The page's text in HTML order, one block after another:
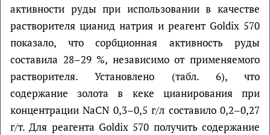
активности руды при использовании в качестве
растворителя цианид натрия и реагент Goldix 570
показало, что сорбционная активность руды
составила 28–29 %, независимо от применяемого
растворителя. Установлено (табл. 6), что
содержание золота в кеке цианирования при
концентрации NaCN 0,3–0,5 г/л составило 0,2–0,27
г/т. Для реагента Goldiх 570 получить содержание